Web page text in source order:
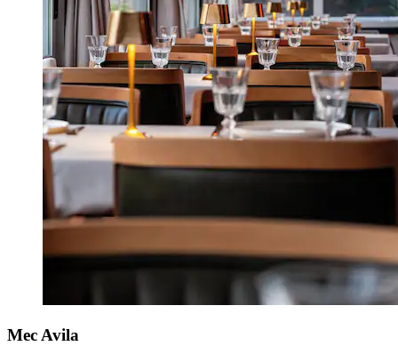
Mec Avila